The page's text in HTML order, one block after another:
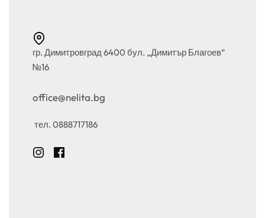
гр. Димитровград 6400 бул. „Димитър Благоев“
№16
office@nelita.bg
тел. 0888717186